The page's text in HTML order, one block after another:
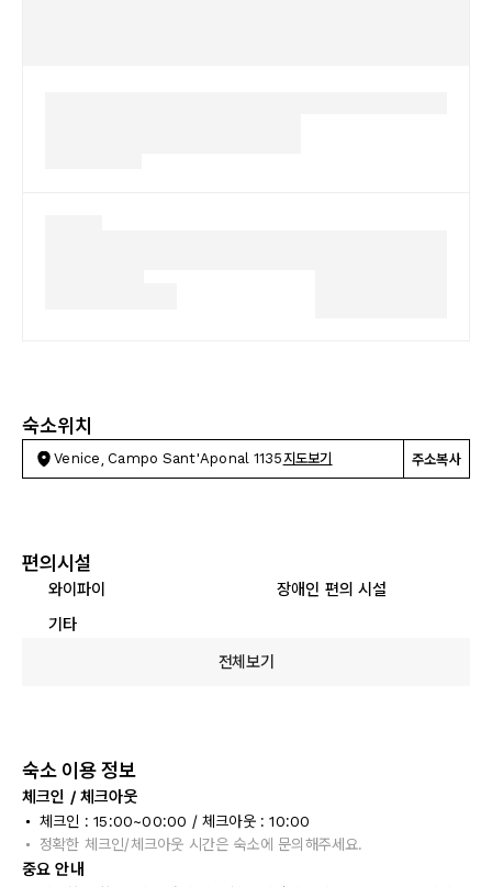
숙소위치
Venice, Campo Sant'Aponal 1135 지도보기 주소복사
편의시설
와이파이
장애인 편의 시설
기타
전체보기
숙소 이용 정보
체크인 / 체크아웃
체크인 : 15:00~00:00 / 체크아웃 : 10:00
정확한 체크인/체크아웃 시간은 숙소에 문의해주세요.
중요 안내